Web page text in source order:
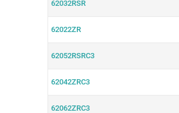
62032RSR
62022ZR
62052RSRC3
62042ZRC3
62062ZRC3